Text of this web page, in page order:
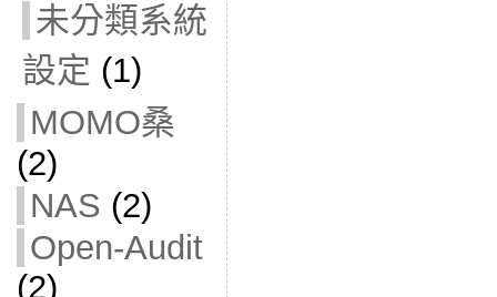
未分類系統
設定 (1)
MOMO桑
(2)
NAS (2)
Open-Audit
(2)